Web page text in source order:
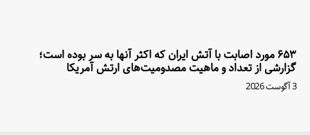
۶۵۳ مورد اصابت با آتش ایران که اکثر آنها به سر بوده است؛
گزارشی از تعداد و ماهیت مصدومیت‌های ارتش آمریکا
3 آگوست 2026